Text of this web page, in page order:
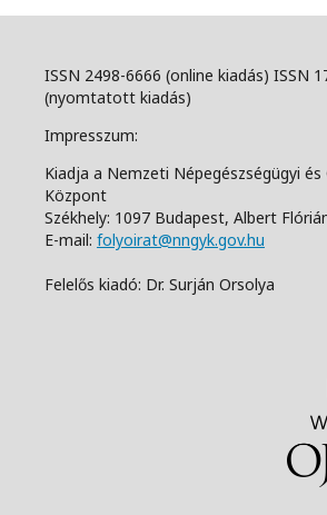
ISSN 2498-6666 (online kiadás) ISSN
(nyomtatott kiadás)
Impresszum:
Kiadja a Nemzeti Népegészségügyi és
Központ
Székhely: 1097 Budapest, Albert
E-mail: folyoirat@nngyk.gov.hu
Felelős kiadó: Dr. Surján Orsolya